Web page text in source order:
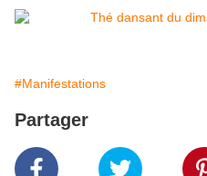
#Manifestations
Partager